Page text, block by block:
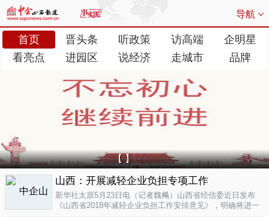
导航
首页 晋头条 听政策 访高端
企明星
看亮点
进园区 说经济 走城市 品牌
【 】
山西：开展减轻企业负担专项工作
新华社太原5月23日电（记者魏飚）山西省经信委近日发布
《山西省2018年减轻企业负担工作安排意见》，明确将进一